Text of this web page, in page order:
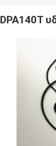
DPA140T